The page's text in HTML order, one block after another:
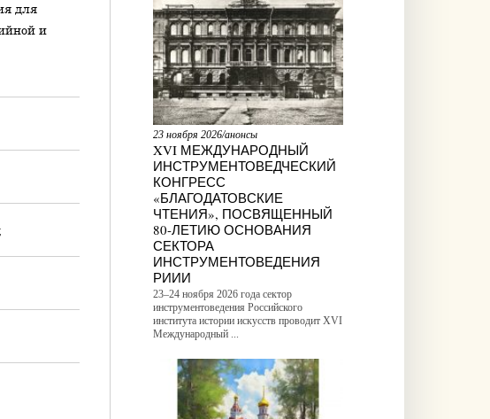
23 ноября 2026/анонсы
XVI МЕЖДУНАРОДНЫЙ
ИНСТРУМЕНТОВЕДЧЕСКИЙ
КОНГРЕСС
«БЛАГОДАТОВСКИЕ
ЧТЕНИЯ», ПОСВЯЩЕННЫЙ
80-ЛЕТИЮ ОСНОВАНИЯ
СЕКТОРА
ИНСТРУМЕНТОВЕДЕНИЯ
РИИИ
23–24 ноября 2026 года сектор
инструментоведения Российского
института истории искусств проводит XVI
Международный ...
для
и